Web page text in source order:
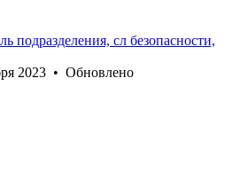
подразделения, сл безопасности,
2023 • Обновлено